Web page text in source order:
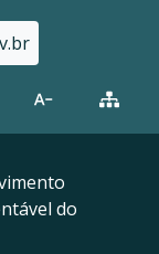
do